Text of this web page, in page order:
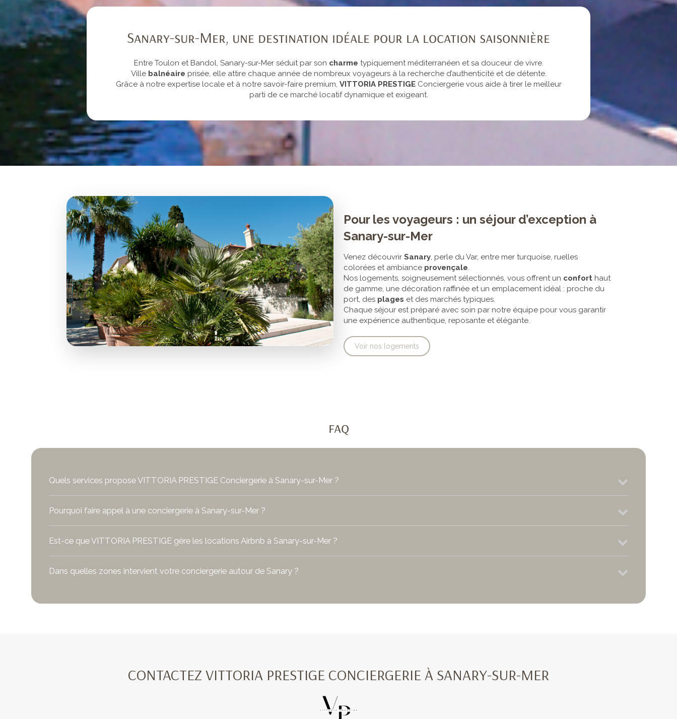
Sanary-sur-Mer, une destination idéale pour la location saisonnière
Entre Toulon et Bandol, Sanary-sur-Mer séduit par son charme typiquement méditerranéen et sa douceur de vivre.
Ville balnéaire prisée, elle attire chaque année de nombreux voyageurs à la recherche d’authenticité et de détente.
Grâce à notre expertise locale et à notre savoir-faire premium, VITTORIA PRESTIGE Conciergerie vous aide à tirer le meilleur
parti de ce marché locatif dynamique et exigeant.
Pour les voyageurs : un séjour d’exception à
Sanary-sur-Mer
Venez découvrir Sanary, perle du Var, entre mer turquoise, ruelles
colorées et ambiance provençale.
Nos logements, soigneusement sélectionnés, vous offrent un confort haut
de gamme, une décoration raffinée et un emplacement idéal : proche du
port, des plages et des marchés typiques.
Chaque séjour est préparé avec soin par notre équipe pour vous garantir
une expérience authentique, reposante et élégante.
Voir nos logements
faq
Quels services propose VITTORIA PRESTIGE Conciergerie à Sanary-sur-Mer ?
Pourquoi faire appel à une conciergerie à Sanary-sur-Mer ?
Est-ce que VITTORIA PRESTIGE gère les locations Airbnb à Sanary-sur-Mer ?
Dans quelles zones intervient votre conciergerie autour de Sanary ?
CONTACTEZ VITTORIA PRESTIGE CONCIERGERIE À SANARY-SUR-MER​​​​​​​